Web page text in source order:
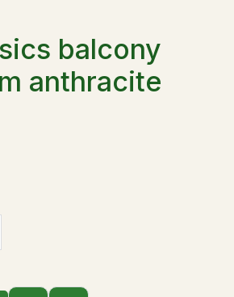
balcony
anthracite